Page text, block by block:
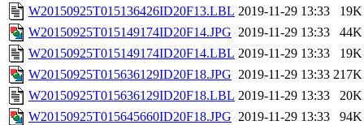
W20150925T015136426ID20F13.LBL 2019-11-29 13:33
19K
W20150925T015149174ID20F14.JPG 2019-11-29 13:33
44K
W20150925T015149174ID20F14.LBL 2019-11-29 13:33
19K
W20150925T015636129ID20F18.JPG 2019-11-29 13:33 217K
W20150925T015636129ID20F18.LBL 2019-11-29 13:33
20K
W20150925T015645660ID20F18.JPG 2019-11-29 13:33
94K